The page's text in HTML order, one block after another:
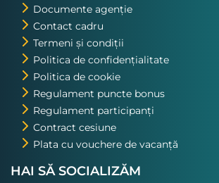
Documente agenție
Contact cadru
Termeni și condiții
Politica de confidențialitate
Politica de cookie
Regulament puncte bonus
Regulament participanți
Contract cesiune
Plata cu vouchere de vacanță
HAI SĂ SOCIALIZĂM